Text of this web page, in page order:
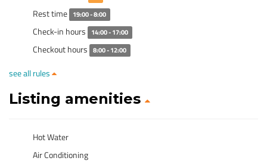
Rest time 19:00 - 8:00
Check-in hours 14:00 - 17:00
Checkout hours 8:00 - 12:00
see all rules
Listing amenities
Hot Water
Air Conditioning